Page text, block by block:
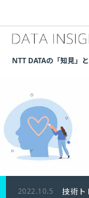
NTT DATAの「知見」
2022.10.5 技術ト